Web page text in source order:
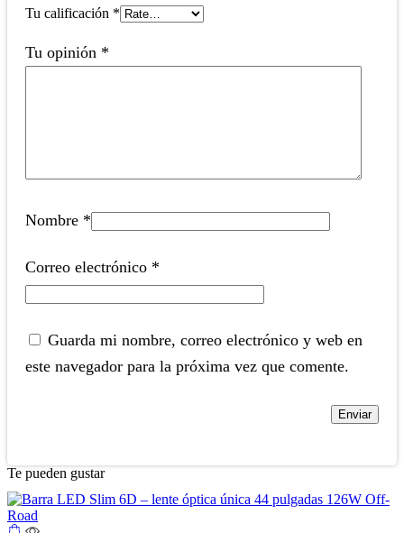
Tu calificación *
Tu opinión *
Nombre *
Correo electrónico *
Guarda mi nombre, correo electrónico y web en
este navegador para la próxima vez que comente.
Te pueden gustar